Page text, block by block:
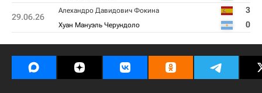
29.06.26
Алехандро Давидович Фокина 3
Хуан Мануэль Черундоло 0